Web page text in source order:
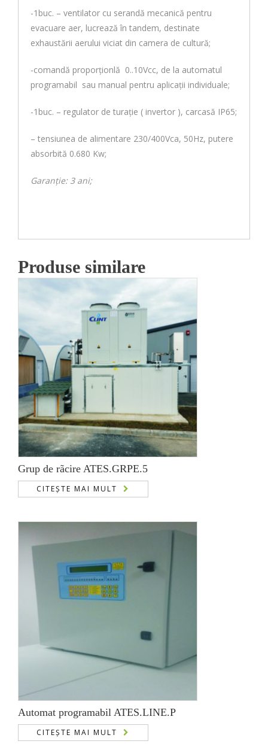
-1buc. – ventilator cu serandă mecanică pentru
evacuare aer, lucrează în tandem, destinate
exhaustării aerului viciat din camera de cultură;
-comandă proporționlă 0..10Vcc, de la automatul
programabil sau manual pentru aplicații individuale;
-1buc. – regulator de turaţie ( invertor ), carcasă IP65;
– tensiunea de alimentare 230/400Vca, 50Hz, putere
absorbită 0.680 Kw;
Garanție: 3 ani;
Produse similare
Grup de rãcire ATES.GRPE.5
CITEȘTE MAI MULT
Automat programabil ATES.LINE.P
CITEȘTE MAI MULT